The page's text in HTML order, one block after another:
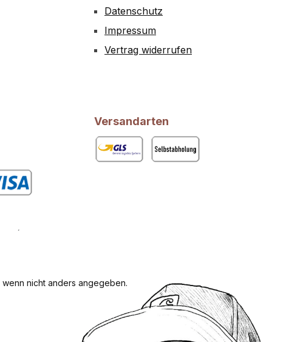
Datenschutz
Impressum
Vertrag widerrufen
Bild 1
Versandarten
nicht anders angegeben.